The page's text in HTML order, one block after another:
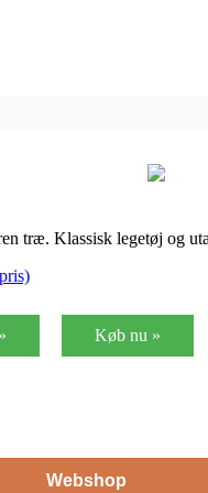
træ. Klassisk legetøj og
Køb nu »
Webshop